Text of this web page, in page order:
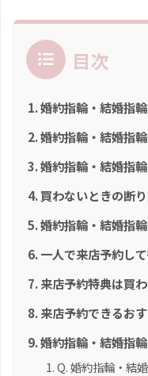
目次
婚約指輪・結婚指
婚約指輪・結婚指
婚約指輪・結婚指
買わないときの断
婚約指輪・結婚指
一人で来店予約し
来店予約特典は買
来店予約できるお
婚約指輪・結婚指
Q. 婚約指輪・結